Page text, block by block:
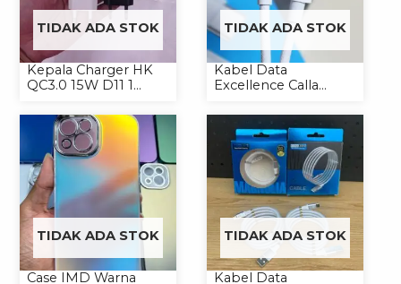
TIDAK ADA STOK
Kepala Charger HK
QC3.0 15W D11 1
TIDAK ADA STOK
Kabel Data
Excellence Calla
Lightning/Type-C to
Type-C
TIDAK ADA STOK
Case IMD Warna
TIDAK ADA STOK
Kabel Data